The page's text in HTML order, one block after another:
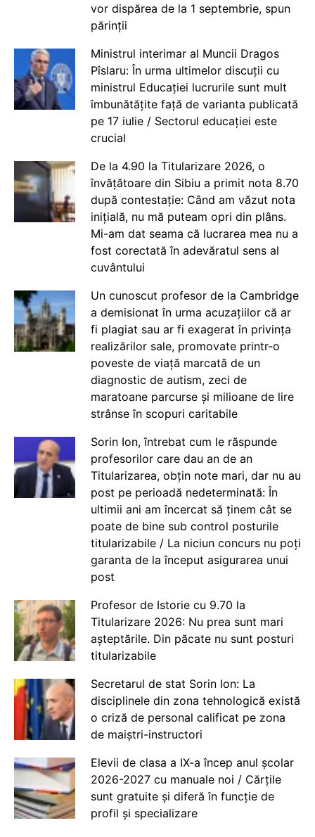
vor dispărea de la 1 septembrie, spun
părinții
Ministrul interimar al Muncii Dragos
Pîslaru: În urma ultimelor discuții cu
ministrul Educației lucrurile sunt mult
îmbunătățite față de varianta publicată
pe 17 iulie / Sectorul educației este
crucial
De la 4.90 la Titularizare 2026, o
învățătoare din Sibiu a primit nota 8.70
după contestație: Când am văzut nota
inițială, nu mă puteam opri din plâns.
Mi-am dat seama că lucrarea mea nu a
fost corectată în adevăratul sens al
cuvântului
Un cunoscut profesor de la Cambridge
a demisionat în urma acuzațiilor că ar
fi plagiat sau ar fi exagerat în privința
realizărilor sale, promovate printr-o
poveste de viață marcată de un
diagnostic de autism, zeci de
maratoane parcurse și milioane de lire
strânse în scopuri caritabile
Sorin Ion, întrebat cum le răspunde
profesorilor care dau an de an
Titularizarea, obțin note mari, dar nu au
post pe perioadă nedeterminată: În
ultimii ani am încercat să ținem cât se
poate de bine sub control posturile
titularizabile / La niciun concurs nu poți
garanta de la început asigurarea unui
post
Profesor de Istorie cu 9.70 la
Titularizare 2026: Nu prea sunt mari
așteptările. Din păcate nu sunt posturi
titularizabile
Secretarul de stat Sorin Ion: La
disciplinele din zona tehnologică există
o criză de personal calificat pe zona
de maiștri-instructori
Elevii de clasa a IX-a încep anul școlar
2026-2027 cu manuale noi / Cărțile
sunt gratuite și diferă în funcție de
profil și specializare